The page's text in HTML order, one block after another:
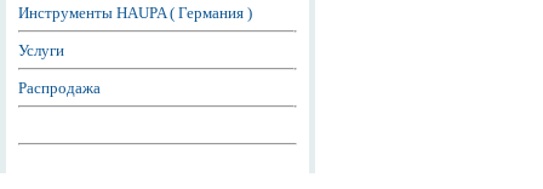
Инструменты HAUPA ( Германия )
Услуги
Распродажа